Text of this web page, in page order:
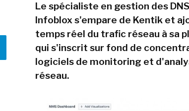
Le spécialiste en gestion des
Infoblox s'empare de Kentik et
temps réel du trafic réseau à sa
qui s'inscrit sur fond de
logiciels de monitoring et
réseau.